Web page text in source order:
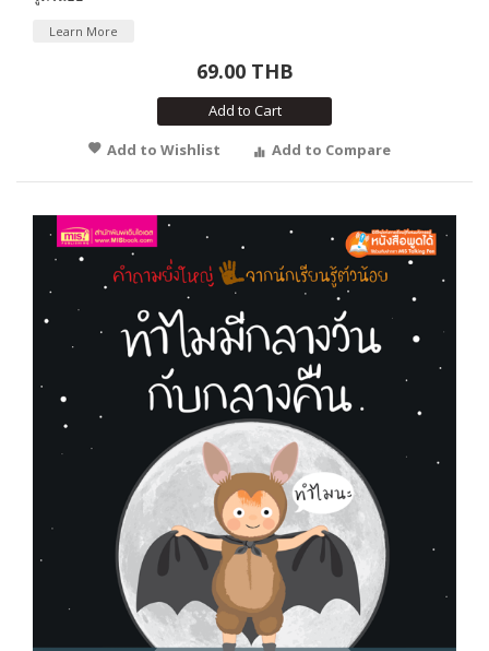
Learn More
69.00 THB
Add to Cart
Add to Wishlist
Add to Compare